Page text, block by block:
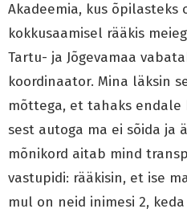
Akadeemia, kus õpilasteks
kokkusaamisel rääkis
Tartu- ja Jõgevamaa
koordinaator. Mina läksin
mõttega, et tahaks
sest autoga ma ei sõida ja
mõnikord aitab mind
vastupidi: rääkisin, et ise
mul on neid inimesi 2,